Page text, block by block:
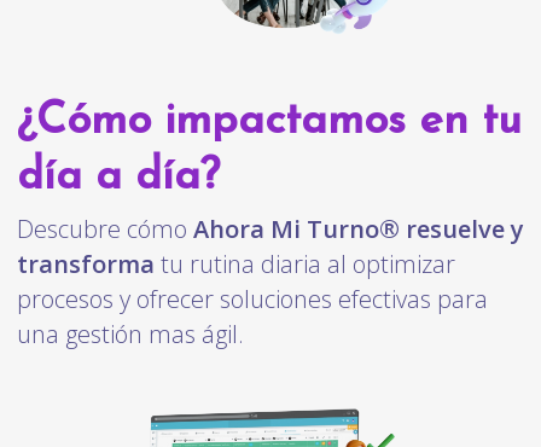
¿Cómo impactamos en tu
día a día?
Descubre cómo Ahora Mi Turno® resuelve y
transforma tu rutina diaria al optimizar
procesos y ofrecer soluciones efectivas para
una gestión mas ágil.